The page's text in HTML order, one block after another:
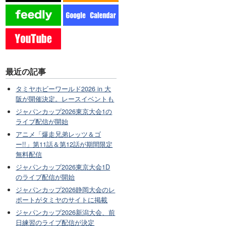
最近の記事
タミヤホビーワールド2026 in 大
阪が開催決定。レースイベントも
ジャパンカップ2026東京大会1の
ライブ配信が開始
アニメ「爆走兄弟レッツ＆ゴ
ー!!」第11話＆第12話が期間限定
無料配信
ジャパンカップ2026東京大会1D
のライブ配信が開始
ジャパンカップ2026静岡大会のレ
ポートがタミヤのサイトに掲載
ジャパンカップ2026新潟大会、前
日練習のライブ配信が決定